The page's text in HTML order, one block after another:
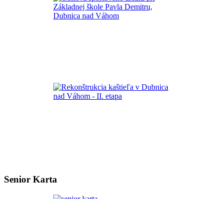
Senior Karta